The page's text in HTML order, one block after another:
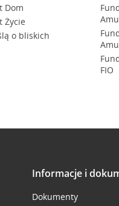
Dom
Życie
o bliskich
FIO
Informacje i
Dokumenty